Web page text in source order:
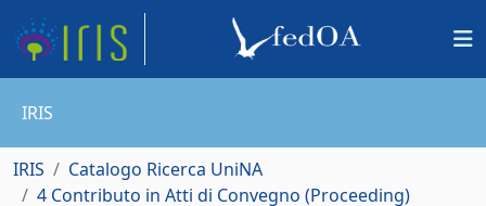
IRIS
IRIS
Catalogo Ricerca UniNA
4 Contributo in Atti di Convegno (Proceeding)